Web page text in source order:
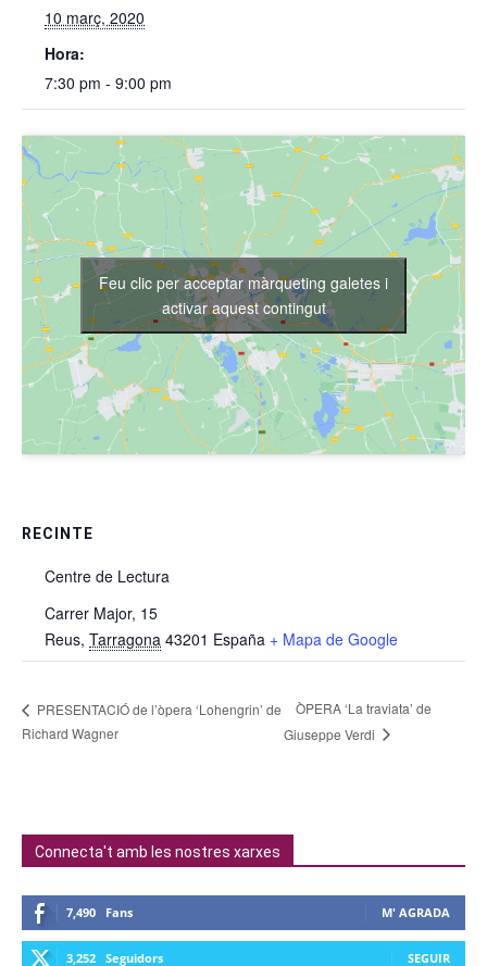
10 març, 2020
Hora:
7:30 pm - 9:00 pm
RECINTE
Centre de Lectura
Carrer Major, 15
Reus, Tarragona 43201 España + Mapa de Google
Feu clic per acceptar màrqueting galetes i
activar aquest contingut
PRESENTACIÓ de l’òpera ‘Lohengrin’ de
Richard Wagner
ÒPERA ‘La traviata’ de
Giuseppe Verdi
Connecta't amb les nostres xarxes
7,490 Fans M' AGRADA
3,252 Seguidors SEGUIR